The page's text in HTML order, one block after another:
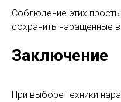
Соблюдение этих
сохранить наращенные
Заключение
При выборе техники